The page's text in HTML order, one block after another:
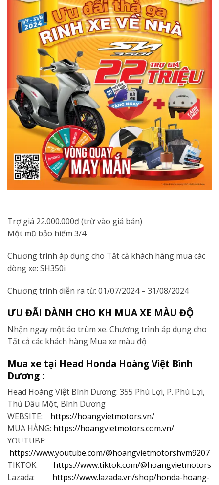
Trợ giá 22.000.000đ (trừ vào giá bán)
Một mũ bảo hiểm 3/4
Chương trình áp dụng cho Tất cả khách hàng mua các
dòng xe: SH350i
Chương trình diễn ra từ: 01/07/2024 – 31/08/2024
ƯU ĐÃI DÀNH CHO KH MUA XE MÀU ĐỘ
Nhận ngay một áo trùm xe. Chương trình áp dụng cho
Tất cả các khách hàng Mua xe màu độ
Mua xe tại Head Honda Hoàng Việt Bình
Dương :
Head Hoàng Việt Bình Dương: 355 Phú Lợi, P. Phú Lợi,
Thủ Dầu Một, Bình Dương
WEBSITE: https://hoangvietmotors.vn/
MUA HÀNG: https://hoangvietmotors.com.vn/
YOUTUBE:
https://www.youtube.com/@hoangvietmotorshvm9207
TIKTOK: https://www.tiktok.com/@hoangvietmotors
Lazada: https://www.lazada.vn/shop/honda-hoang-